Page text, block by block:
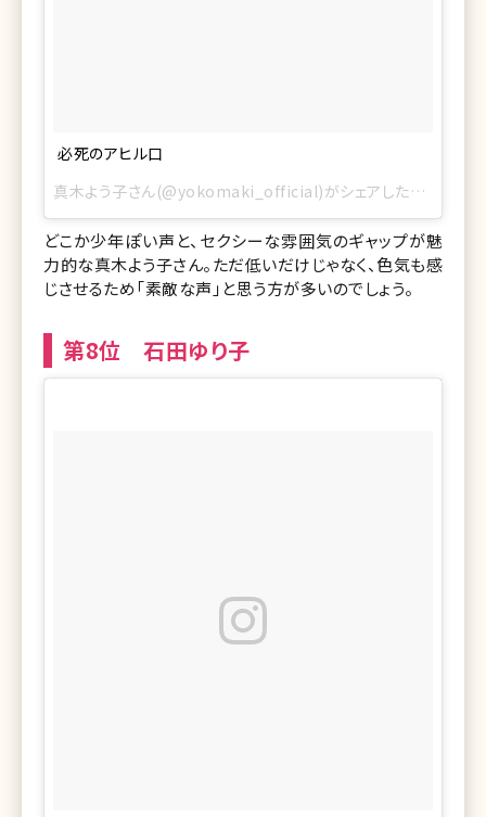
必死のアヒル口
真木よう子さん(@yokomaki_official)がシェアした投稿 –
どこか少年ぽい声と、セクシーな雰囲気のギャップが魅
力的な真木よう子さん。ただ低いだけじゃなく、色気も感
じさせるため「素敵な声」と思う方が多いのでしょう。
第8位 石田ゆり子